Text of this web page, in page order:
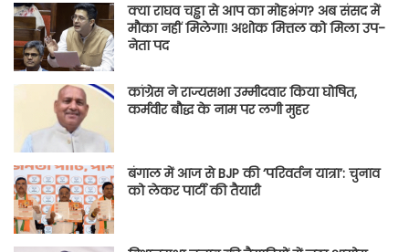
क्या राघव चड्ढा से आप का मोहभंग? अब संसद में
मौका नहीं मिलेगा! अशोक मित्तल को मिला उप-
नेता पद
कांग्रेस ने राज्यसभा उम्मीदवार किया घोषित,
कर्मवीर बौद्ध के नाम पर लगी मुहर
बंगाल में आज से BJP की ‘परिवर्तन यात्रा’: चुनाव
को लेकर पार्टी की तैयारी